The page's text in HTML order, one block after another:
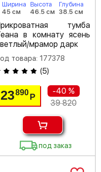
Ширина
45 см
Высота
46.5 см
Глубина
38.5 см
тумба
в комнату ясень
мрамор дарк
товара: 177378
(5)
23890 Р
-40 %
39 820
под заказ